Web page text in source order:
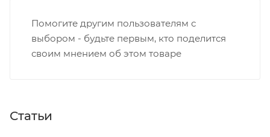
Помогите другим пользователям с
выбором - будьте первым, кто поделится
своим мнением об этом товаре
Статьи